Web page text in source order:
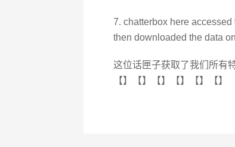
7. chatterbox here
then downloaded the data
这位话匣子获取了我们所有
【】【】【】【】【】【】